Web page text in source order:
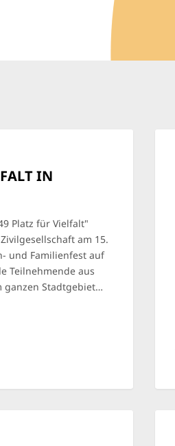
IN
Platz für Vielfalt"
am 15.
und Familienfest auf
Teilnehmende aus
ganzen Stadtgebiet…